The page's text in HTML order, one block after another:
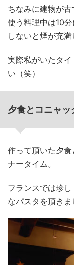
ちなみに建物が
使う料理中は10
しないと煙が充
実際私がいたタ
い（笑）
夕食とコニャッ
作って頂いた夕
ナータイム。
フランスでは珍
なパスタを頂きま